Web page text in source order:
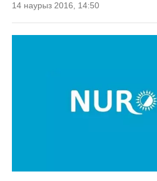
14 наурыз 2016, 14:50